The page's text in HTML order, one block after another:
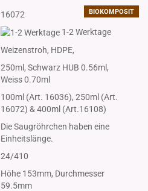
BIOKOMPOSIT
16072
1-2 Werktage
Weizenstroh, HDPE,
250ml, Schwarz HUB 0.56ml,
Weiss 0.70ml
100ml (Art. 16036), 250ml (Art.
16072) & 400ml (Art.16108)
Die Saugröhrchen haben eine
Einheitslänge.
24/410
Höhe 153mm, Durchmesser
59.5mm